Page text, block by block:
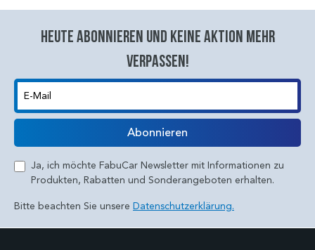
Heute abonnieren und keine aktion mehr
verpassen!
E-Mail
Abonnieren
Ja, ich möchte FabuCar Newsletter mit Informationen zu
Produkten, Rabatten und Sonderangeboten erhalten.
Bitte beachten Sie unsere Datenschutzerklärung.